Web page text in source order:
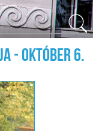
- október 6.